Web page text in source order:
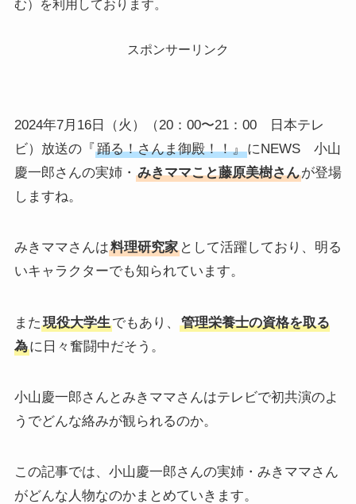
む）を利用しております。
スポンサーリンク
2024年7月16日（火）（20：00〜21：00 日本テレ
ビ）放送の『 踊る！さんま御殿！！』にNEWS 小山
慶一郎さんの実姉・ みきママこと藤原美樹さんが登場
しますね。
みきママさんは料理研究家として活躍しており、明る
いキャラクターでも知られています。
また 現役大学生でもあり、
管理栄養士の資格を取る
為に日々奮闘中だそう。
小山慶一郎さんとみきママさんはテレビで初共演のよ
うでどんな絡みが観られるのか。
この記事では、小山慶一郎さんの実姉・みきママさん
がどんな人物なのかまとめていきます。